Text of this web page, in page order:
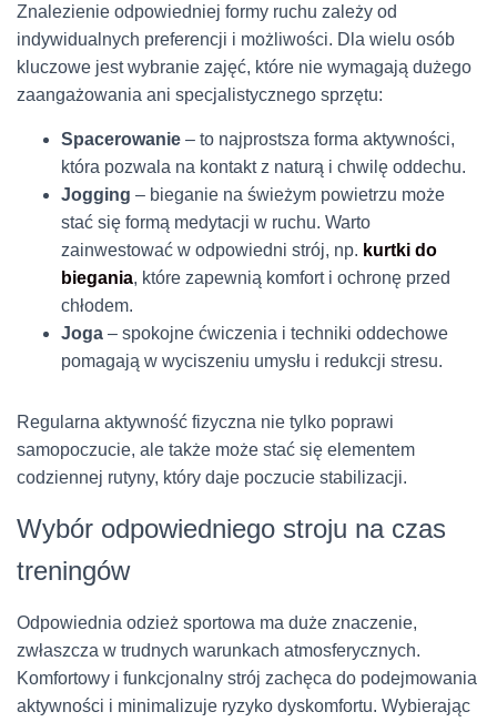
Znalezienie odpowiedniej formy ruchu zależy od
indywidualnych preferencji i możliwości. Dla wielu osób
kluczowe jest wybranie zajęć, które nie wymagają dużego
zaangażowania ani specjalistycznego sprzętu:
Spacerowanie – to najprostsza forma aktywności,
która pozwala na kontakt z naturą i chwilę oddechu.
Jogging – bieganie na świeżym powietrzu może
stać się formą medytacji w ruchu. Warto
zainwestować w odpowiedni strój, np. kurtki do
biegania, które zapewnią komfort i ochronę przed
chłodem.
Joga – spokojne ćwiczenia i techniki oddechowe
pomagają w wyciszeniu umysłu i redukcji stresu.
Regularna aktywność fizyczna nie tylko poprawi
samopoczucie, ale także może stać się elementem
codziennej rutyny, który daje poczucie stabilizacji.
Wybór odpowiedniego stroju na czas
treningów
Odpowiednia odzież sportowa ma duże znaczenie,
zwłaszcza w trudnych warunkach atmosferycznych.
Komfortowy i funkcjonalny strój zachęca do podejmowania
aktywności i minimalizuje ryzyko dyskomfortu. Wybierając